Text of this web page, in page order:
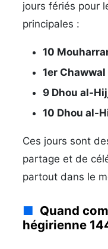
jours fériés pour
principales :
10
1er Chawwal
9 Dhou al-
10 Dhou al-
Ces jours sont
partage et de
partout dans le
Quand
hégirienne